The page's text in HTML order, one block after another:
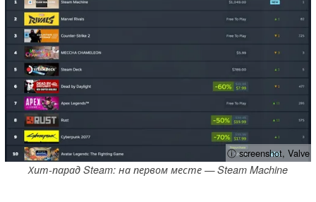
ⓘ screenshot, Valve
Хит-парад Steam: на первом месте — Steam Machine